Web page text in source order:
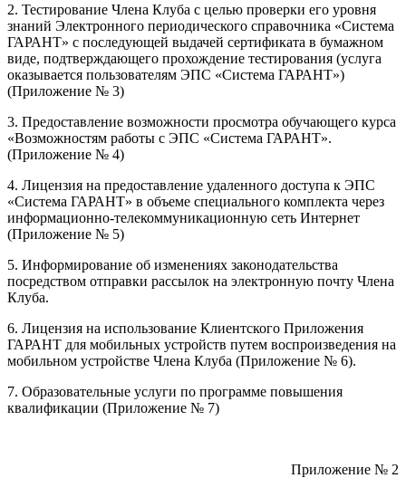
2. Тестирование Члена Клуба с целью проверки его уровня
знаний Электронного периодического справочника «Система
ГАРАНТ» с последующей выдачей сертификата в бумажном
виде, подтверждающего прохождение тестирования (услуга
оказывается пользователям ЭПС «Система ГАРАНТ»)
(Приложение № 3)
3. Предоставление возможности просмотра обучающего курса
«Возможностям работы с ЭПС «Система ГАРАНТ».
(Приложение № 4)
4. Лицензия на предоставление удаленного доступа к ЭПС
«Система ГАРАНТ» в объеме специального комплекта через
информационно-телекоммуникационную сеть Интернет
(Приложение № 5)
5. Информирование об изменениях законодательства
посредством отправки рассылок на электронную почту Члена
Клуба.
6. Лицензия на использование Клиентского Приложения
ГАРАНТ для мобильных устройств путем воспроизведения на
мобильном устройстве Члена Клуба (Приложение № 6).
7. Образовательные услуги по программе повышения
квалификации (Приложение № 7)
Приложение № 2